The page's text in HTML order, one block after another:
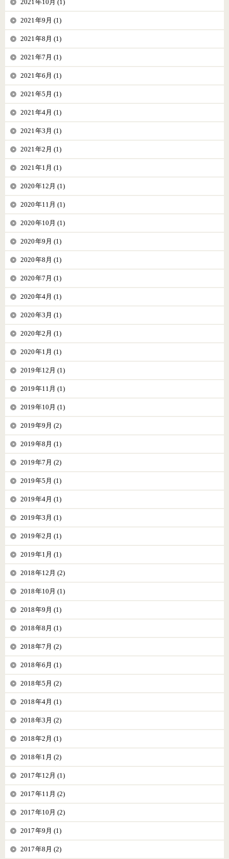
2021年10月 (1)
2021年9月 (1)
2021年8月 (1)
2021年7月 (1)
2021年6月 (1)
2021年5月 (1)
2021年4月 (1)
2021年3月 (1)
2021年2月 (1)
2021年1月 (1)
2020年12月 (1)
2020年11月 (1)
2020年10月 (1)
2020年9月 (1)
2020年8月 (1)
2020年7月 (1)
2020年4月 (1)
2020年3月 (1)
2020年2月 (1)
2020年1月 (1)
2019年12月 (1)
2019年11月 (1)
2019年10月 (1)
2019年9月 (2)
2019年8月 (1)
2019年7月 (2)
2019年5月 (1)
2019年4月 (1)
2019年3月 (1)
2019年2月 (1)
2019年1月 (1)
2018年12月 (2)
2018年10月 (1)
2018年9月 (1)
2018年8月 (1)
2018年7月 (2)
2018年6月 (1)
2018年5月 (2)
2018年4月 (1)
2018年3月 (2)
2018年2月 (1)
2018年1月 (2)
2017年12月 (1)
2017年11月 (2)
2017年10月 (2)
2017年9月 (1)
2017年8月 (2)